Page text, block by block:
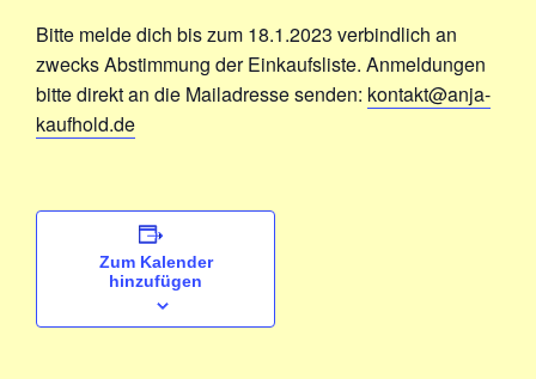
Bitte melde dich bis zum 18.1.2023 verbindlich an
zwecks Abstimmung der Einkaufsliste. Anmeldungen
bitte direkt an die Mailadresse senden: kontakt@anja-
kaufhold.de
Zum Kalender
hinzufügen